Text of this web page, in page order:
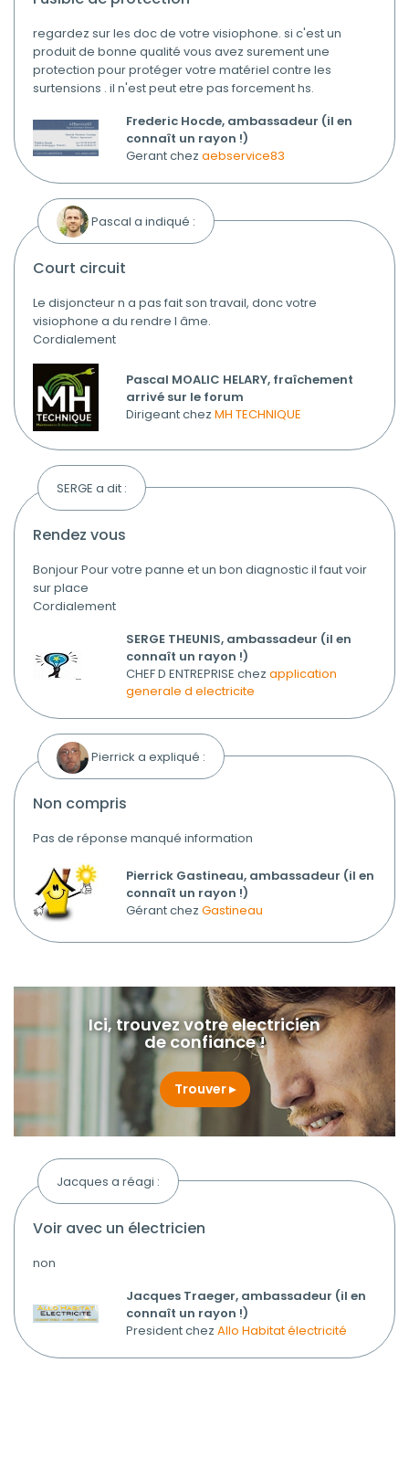
regardez sur les doc de votre visiophone. si c'est un
produit de bonne qualité vous avez surement une
protection pour protéger votre matériel contre les
surtensions . il n'est peut etre pas forcement hs.
Frederic Hocde, ambassadeur (il en
connaît un rayon !)
Gerant chez aebservice83
Pascal a indiqué :
court circuit
Le disjoncteur n a pas fait son travail, donc votre
visiophone a du rendre l âme.
Cordialement
Pascal MOALIC HELARY, fraîchement
arrivé sur le forum
Dirigeant chez MH TECHNIQUE
SERGE a dit :
rendez vous
Bonjour Pour votre panne et un bon diagnostic il faut voir
sur place
Cordialement
SERGE THEUNIS, ambassadeur (il en
connaît un rayon !)
CHEF D ENTREPRISE chez application
generale d electricite
Pierrick a expliqué :
non compris
Pas de réponse manqué information
Pierrick Gastineau, ambassadeur (il en
connaît un rayon !)
Gérant chez Gastineau
Ici, trouvez votre electricien
de confiance !
Trouver
Jacques a réagi :
voir avec un électricien
non
Jacques Traeger, ambassadeur (il en
connaît un rayon !)
President chez Allo Habitat électricité